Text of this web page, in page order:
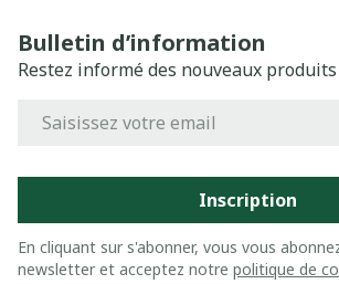
Bulletin d’information
Restez informé des nouveaux
Inscription
En cliquant sur s'abonner, vous vous
newsletter et acceptez notre politique de